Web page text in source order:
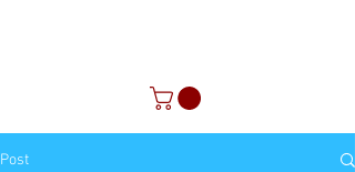
Post